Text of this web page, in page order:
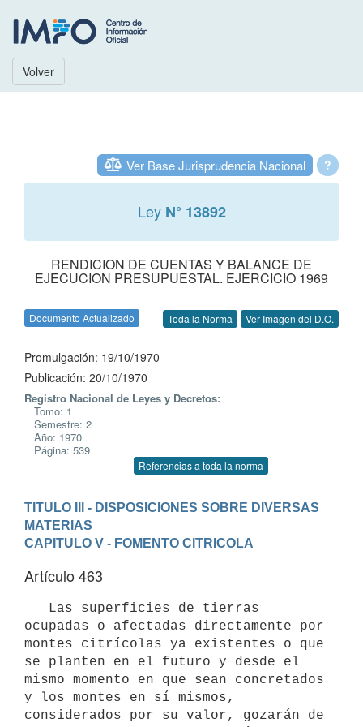
Volver
?
Ver Base Jurisprudencia Nacional
Ley N° 13892
RENDICION DE CUENTAS Y BALANCE DE
EJECUCION PRESUPUESTAL. EJERCICIO 1969
Documento Actualizado Toda la Norma Ver Imagen del D.O.
Promulgación: 19/10/1970
Publicación: 20/10/1970
Registro Nacional de Leyes y Decretos:
Tomo: 1
Semestre: 2
Año: 1970
Página: 539
Referencias a toda la norma
TITULO III - DISPOSICIONES SOBRE DIVERSAS
MATERIAS
CAPITULO V - FOMENTO CITRICOLA
Artículo 463
ocupadas o afectadas directamente por
montes citrícolas ya existentes o que
se planten en el futuro y desde el
mismo momento en que sean concretados
y los montes en sí mismos,
considerados por su valor, gozarán de